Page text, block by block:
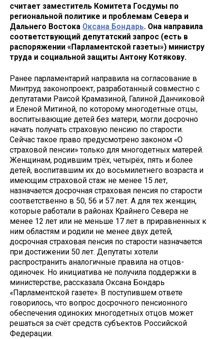
считает заместитель Комитета Госдумы по
региональной политике и проблемам Севера и
Дальнего Востока Оксана Бондарь. Она направила
соответствующий депутатский запрос (есть в
распоряжении «Парламентской газеты») министру
труда и социальной защиты Антону Котякову.
Ранее парламентарий направила на согласование в
Минтруд законопроект, разработанный совместно с
депутатами Раисой Крамазиной, Галиной Данчиковой
и Еленой Митиной, по которому многодетные отцы,
воспитывающие детей без матери, могли досрочно
начать получать страховую пенсию по старости.
Сейчас такое право предусмотрено законом «О
страховой пенсии» только для многодетных матерей.
Женщинам, родившим трёх, четырёх, пять и более
детей, воспитавшим их до восьмилетнего возраста и
имеющим страховой стаж не менее 15 лет,
назначается досрочная страховая пенсия по старости
соответственно в 50, 56 и 57 лет. А для тех женщин,
которые работали в районах Крайнего Севера не
менее 12 лет или не меньше 17 лет в приравненных к
ним областям и родили не менее двух детей,
досрочная страховая пенсия по старости назначается
при достижении 50 лет. Депутаты хотели
распространить аналогичные правила на отцов-
одиночек. Но инициатива не получила поддержки в
министерстве, рассказала Оксана Бондарь
«Парламентской газете». В поступившем ответе
говорилось, что вопрос досрочного пенсионного
обеспечения одиноких многодетных отцов может
решаться за счёт средств субъектов Российской
Федерации.